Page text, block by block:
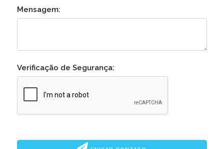
Mensagem:
Verificação de Segurança: